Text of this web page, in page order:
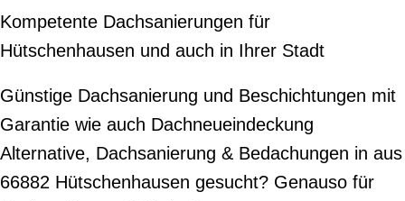
Kompetente Dachsanierungen für
Hütschenhausen und auch in Ihrer Stadt
Günstige Dachsanierung und Beschichtungen mit
Garantie wie auch Dachneueindeckung
Alternative, Dachsanierung & Bedachungen in aus
66882 Hütschenhausen gesucht? Genauso für